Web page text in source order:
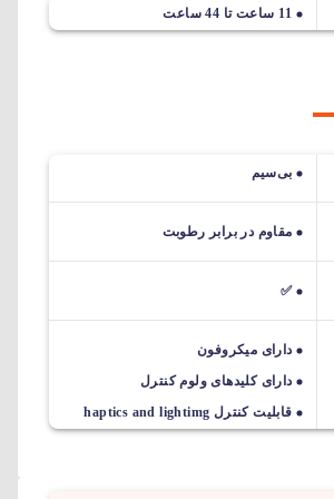
11 ساعت تا 44 ساعت
بی‌سیم
مقاوم در برابر رطوبت
✅
دارای میکروفون
دارای کلیدهای ولوم کنترل
قابلیت کنترل haptics and lightimg